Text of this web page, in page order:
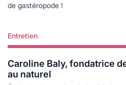
de gastéropode !
Entretien
Caroline Baly, fondatrice
au naturel
Lire plus